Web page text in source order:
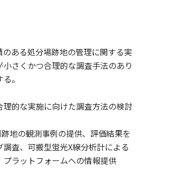
ある処分場跡地の管理に関する実
さくかつ合理的な調査手法のあり
。
的な実施に向けた調査方法の検討
地の観測事例の提供、評価結果を
査、可搬型蛍光X線分析計による
ラットフォームへの情報提供